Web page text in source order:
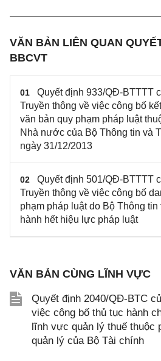
VĂN BẢN LIÊN QUAN
BBCVT
01
Quyết định 933/QĐ-BTTTT
Truyền thông về việc công bố
văn bản quy phạm pháp luật
Nhà nước của Bộ Thông tin và
ngày 31/12/2013
02
Quyết định 501/QĐ-BTTTT
Truyền thông về việc công bố
phạm pháp luật do Bộ Thông tin
hành hết hiệu lực pháp luật
VĂN BẢN CÙNG LĨNH VỰC
Quyết định 2040/QĐ-BTC
việc công bố thủ tục hành
lĩnh vực quản lý thuế thuộc
quản lý của Bộ Tài chính